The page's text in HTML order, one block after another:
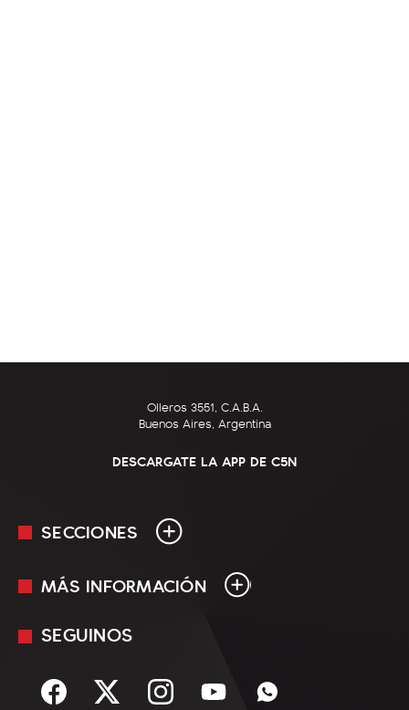
Olleros 3551, C.A.B.A.
Buenos Aires, Argentina
DESCARGATE LA APP DE C5N
SECCIONES
En Vivo
Sociedad
MÁS INFORMACIÓN
Mediakit
Términos y condiciones
SEGUINOS